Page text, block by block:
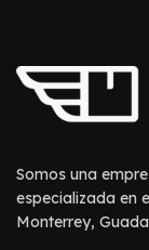
Somos una
especializada en
Monterrey,